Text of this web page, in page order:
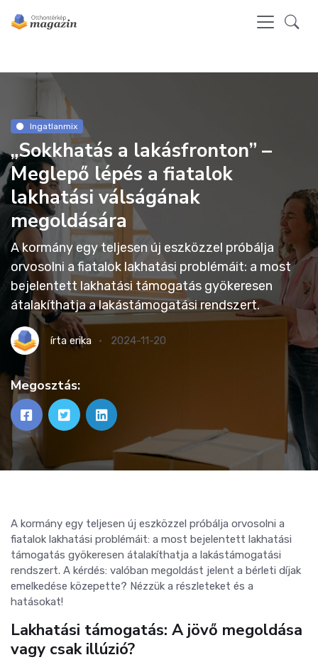
Ingatlanmix
„Sokkhatás a lakásfronton” –
Meglepő lépés a fiatalok
lakhatási válságának
megoldására
A kormány egy teljesen új eszközzel próbálja
orvosolni a fiatalok lakhatási problémáit: a most
bejelentett lakhatási támogatás gyökeresen
átalakíthatja a lakástámogatási rendszert.
írtaerika 2024-11-20
Megosztás:
A kormány egy teljesen új eszközzel próbálja orvosolni a
fiatalok lakhatási problémáit: a most bejelentett lakhatási
támogatás gyökeresen átalakíthatja a lakástámogatási
rendszert. A kérdés: valóban megoldást jelent a bérleti díjak
emelkedése közepette? Nézzük a részleteket és a
hatásokat!
Lakhatási támogatás: A jövő megoldása
vagy csak illúzió?